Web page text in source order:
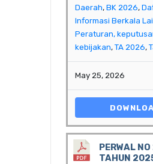
Daerah, BK 2026,
Informasi Berkala
Peraturan,
kebijakan, TA 2026,
May 25, 2026
PERWAL
TAHUN